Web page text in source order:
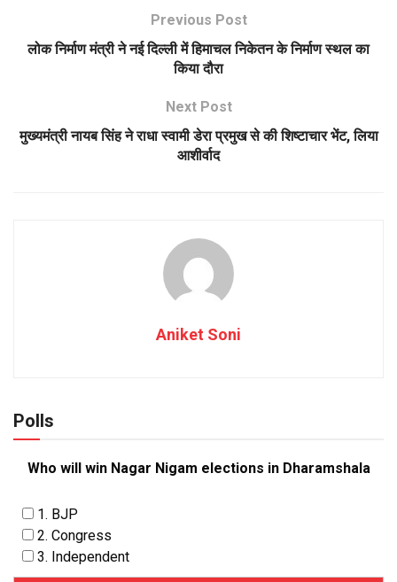
Previous Post
लोक निर्माण मंत्री ने नई दिल्ली में हिमाचल निकेतन के निर्माण स्थल का
किया दौरा
Next Post
मुख्यमंत्री नायब सिंह ने राधा स्वामी डेरा प्रमुख से की शिष्टाचार भेंट, लिया
आशीर्वाद
Aniket Soni
Polls
Who will win Nagar Nigam elections in Dharamshala
1. BJP
2. Congress
3. Independent